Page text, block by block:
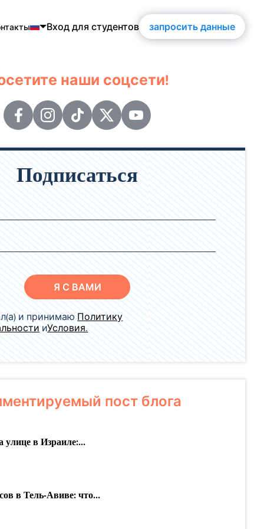
Вход для студентов запросить данные
наши соцсети!
Подписаться
Я С ВАМИ
и принимаю Политику
иУсловия.
пост блога
улице в Израиле:...
в Тель-Авиве: что...